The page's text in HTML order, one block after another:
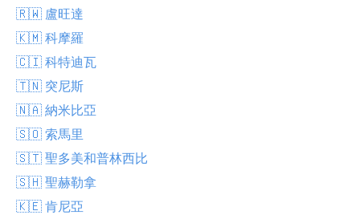
🇷🇼 盧旺達
🇰🇲 科摩羅
🇨🇮 科特迪瓦
🇹🇳 突尼斯
🇳🇦 納米比亞
🇸🇴 索馬里
🇸🇹 聖多美和普林西比
🇸🇭 聖赫勒拿
🇰🇪 肯尼亞